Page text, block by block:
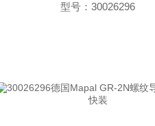
型号：30026296